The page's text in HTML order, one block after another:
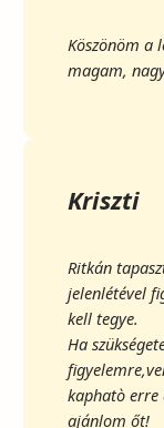
Köszönöm a
magam,
Kriszti
Ritkán
jelenlétével
kell tegye.
Ha
kaphatò erre
ajánlom őt!